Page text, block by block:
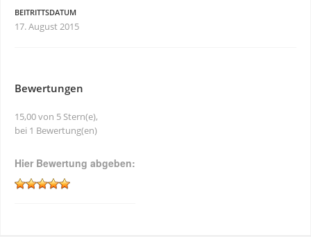
BEITRITTSDATUM
17. August 2015
Bewertungen
15,00 von 5 Stern(e),
bei 1 Bewertung(en)
Hier Bewertung abgeben: